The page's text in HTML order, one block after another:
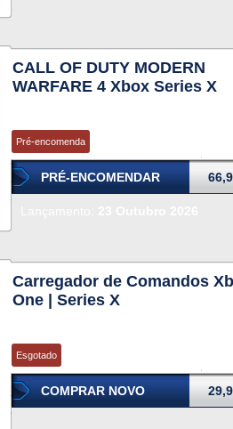
CALL OF DUTY MODERN
WARFARE 4 Xbox Series X
Pré-encomenda
PRÉ-ENCOMENDAR
Carregador de Comandos
One | Series X
Esgotado
COMPRAR NOVO